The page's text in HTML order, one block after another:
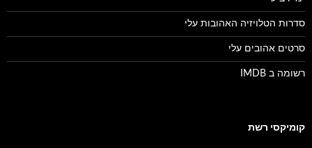
סדרות הטלויזיה האהובות עלי
סרטים אהובים עלי
רשומה ב IMDB
קומיקסי רשת